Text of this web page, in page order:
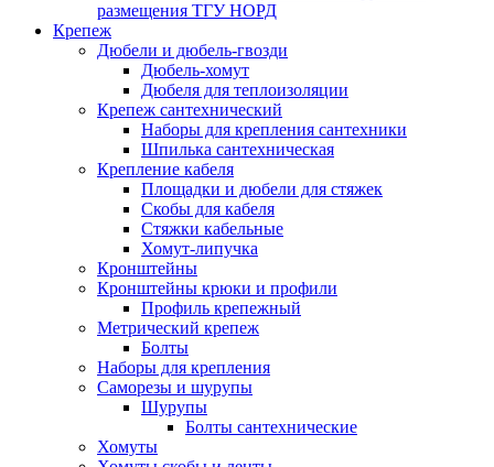
размещения ТГУ НОРД
Крепеж
Дюбели и дюбель-гвозди
Дюбель-хомут
Дюбеля для теплоизоляции
Крепеж сантехнический
Наборы для крепления сантехники
Шпилька сантехническая
Крепление кабеля
Площадки и дюбели для стяжек
Скобы для кабеля
Стяжки кабельные
Хомут-липучка
Кронштейны
Кронштейны крюки и профили
Профиль крепежный
Метрический крепеж
Болты
Наборы для крепления
Саморезы и шурупы
Шурупы
Болты сантехнические
Хомуты